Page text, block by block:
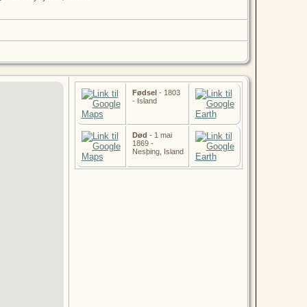
Fødsel- 1803
- Island
Død - 1 mai
1869 -
Nesþing, Island